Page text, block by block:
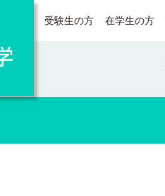
受験生の方 在学生の方